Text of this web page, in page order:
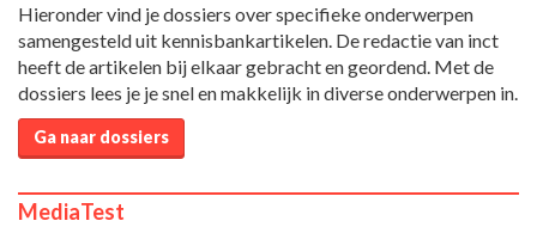
Hieronder vind je dossiers over specifieke onderwerpen
samengesteld uit kennisbankartikelen. De redactie van inct
heeft de artikelen bij elkaar gebracht en geordend. Met de
dossiers lees je je snel en makkelijk in diverse onderwerpen in.
Ga naar dossiers
MediaTest